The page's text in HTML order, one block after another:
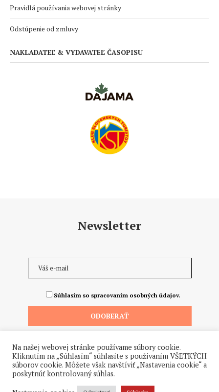
Pravidlá používania webovej stránky
Odstúpenie od zmluvy
NAKLADATEĽ & VYDAVATEĽ ČASOPISU
Newsletter
Súhlasím so spracovaním osobných údajov.
Na našej webovej stránke používame súbory cookie.
Kliknutím na „Súhlasím“ súhlasíte s používaním VŠETKÝCH
súborov cookie. Môžete však navštíviť „Nastavenia cookie“ a
poskytnúť kontrolovaný súhlas.